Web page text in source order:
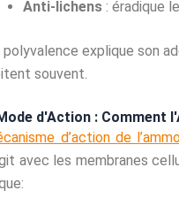
Anti-lichens : éradique
explique son
souvent.
d'Action : Comment
d’action de
avec les membranes